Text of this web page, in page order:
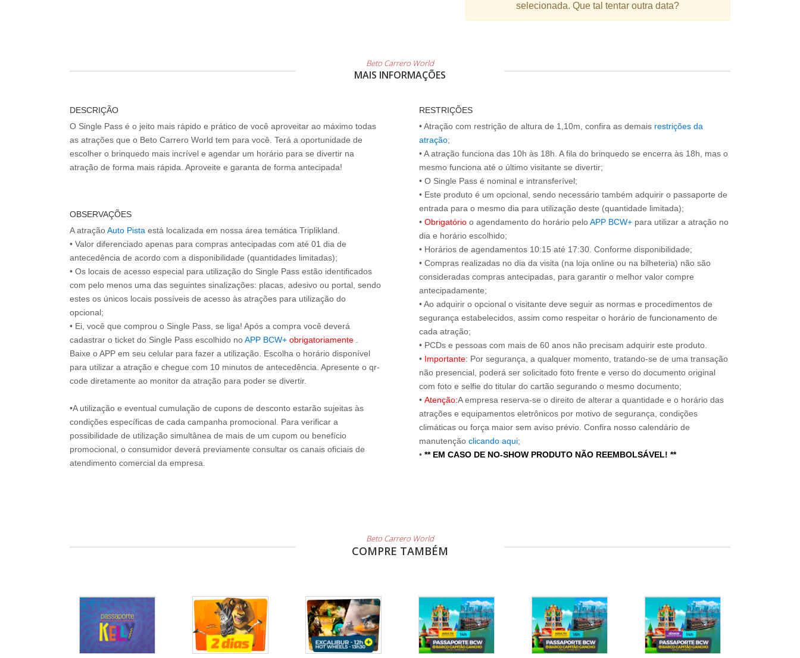
30 31
selecionada. Que tal tentar outra data?
Beto Carrero World
MAIS INFORMAÇÕES
DESCRIÇÃO
O Single Pass é o jeito mais rápido e prático de você aproveitar ao máximo todas
as atrações que o Beto Carrero World tem para você. Terá a oportunidade de
escolher o brinquedo mais incrível e agendar um horário para se divertir na
atração de forma mais rápida. Aproveite e garanta de forma antecipada!
OBSERVAÇÕES
A atraçãoAuto Pista está localizada em nossa área temática Triplikland.
• Valor diferenciado apenas para compras antecipadas com até 01 dia de
antecedência de acordo com a disponibilidade (quantidades limitadas);
• Os locais de acesso especial para utilização do Single Pass estão identificados
com pelo menos uma das seguintes sinalizações: placas, adesivo ou portal, sendo
estes os únicos locais possíveis de acesso às atrações para utilização do
opcional;
• Ei, você que comprou o Single Pass, se liga! Após a compra você deverá
cadastrar o ticket do Single Pass escolhido noAPP BCW+ obrigatoriamente
Baixe o APP em seu celular para fazer a utilização. Escolha o horário disponível
para utilizar a atração e chegue com 10 minutos de antecedência. Apresente o qr-
code diretamente ao monitor da atração para poder se divertir.
•A utilização e eventual cumulação de cupons de desconto estarão sujeitas às
condições específicas de cada campanha promocional. Para verificar a
possibilidade de utilização simultânea de mais de um cupom ou benefício
promocional, o consumidor deverá previamente consultar os canais oficiais de
atendimento comercial da empresa.
RESTRIÇÕES
• Atração com restrição de altura de 1,10m, confira as demais restrições da
atração;
• A atração funciona das 10h às 18h. A fila do brinquedo se encerra às 18h, mas o
mesmo funciona até o último visitante se divertir;
• O Single Pass é nominal e intransferível;
• Este produto é um opcional, sendo necessário também adquirir o passaporte de
entrada para o mesmo dia para utilização deste (quantidade limitada);
• Obrigatório o agendamento do horário peloAPP BCW+ para utilizar a atração no
dia e horário escolhido;
• Horários de agendamentos 10:15 até 17:30. Conforme disponibilidade;
• Compras realizadas no dia da visita (na loja online ou na bilheteria) não são
consideradas compras antecipadas, para garantir o melhor valor compre
antecipadamente;
• Ao adquirir o opcional o visitante deve seguir as normas e procedimentos de
segurança estabelecidos, assim como respeitar o horário de funcionamento de
cada atração;
• PCDs e pessoas com mais de 60 anos não precisam adquirir este produto.
• Importante: Por segurança, a qualquer momento, tratando-se de uma transação
não presencial, poderá ser solicitado foto frente e verso do documento original
com foto e selfie do titular do cartão segurando o mesmo documento;
• Atenção:A empresa reserva-se o direito de alterar a quantidade e o horário das
atrações e equipamentos eletrônicos por motivo de segurança, condições
climáticas ou força maior sem aviso prévio. Confira nosso calendário de
manutenção clicando aqui;
• ** EM CASO DE NO-SHOW PRODUTO NÃO REEMBOLSÁVEL! **
Beto Carrero World
COMPRE TAMBÉM